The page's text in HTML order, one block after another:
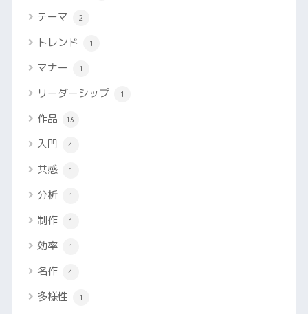
テーマ 2
トレンド 1
マナー 1
リーダーシップ 1
作品 13
入門 4
共感 1
分析 1
制作 1
効率 1
名作 4
多様性 1